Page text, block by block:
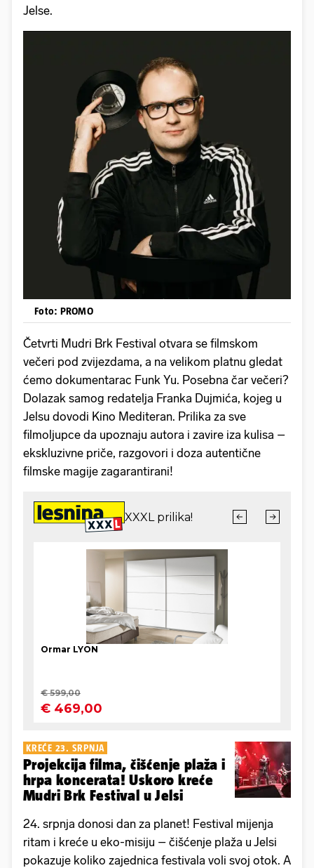
Jelse.
Foto: PROMO
Četvrti Mudri Brk Festival otvara se filmskom
večeri pod zvijezdama, a na velikom platnu gledat
ćemo dokumentarac Funk Yu. Posebna čar večeri?
Dolazak samog redatelja Franka Dujmića, kojeg u
Jelsu dovodi Kino Mediteran. Prilika za sve
filmoljupce da upoznaju autora i zavire iza kulisa –
ekskluzivne priče, razgovori i doza autentične
filmske magije zagarantirani!
KREĆE 23. SRPNJA
Projekcija filma, čišćenje plaža i
hrpa koncerata! Uskoro kreće
Mudri Brk Festival u Jelsi
24. srpnja donosi dan za planet! Festival mijenja
ritam i kreće u eko-misiju – čišćenje plaža u Jelsi
pokazuje koliko zajednica festivala voli svoj otok. A